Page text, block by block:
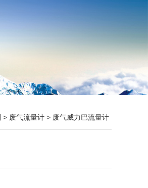
> 废气流量计 > 废气威力巴流量计